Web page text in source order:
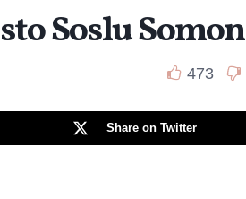
Soslu Somon
473
Share on Twitter